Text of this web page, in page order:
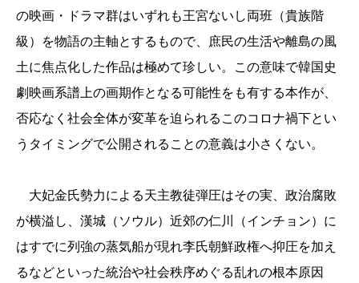
の映画・ドラマ群はいずれも王宮ないし両班（貴族階
級）を物語の主軸とするもので、庶民の生活や離島の風
土に焦点化した作品は極めて珍しい。この意味で韓国史
劇映画系譜上の画期作となる可能性をも有する本作が、
否応なく社会全体が変革を迫られるこのコロナ禍下とい
うタイミングで公開されることの意義は小さくない。
大妃金氏勢力による天主教徒弾圧はその実、政治腐敗
が横溢し、漢城（ソウル）近郊の仁川（インチョン）に
はすでに列強の蒸気船が現れ李氏朝鮮政権へ抑圧を加え
るなどといった統治や社会秩序めぐる乱れの根本原因